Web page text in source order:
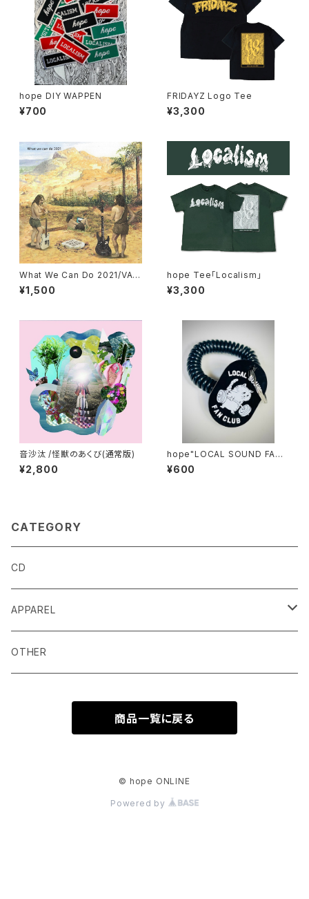
hope DIY WAPPEN
¥700
FRIDAYZ Logo Tee
¥3,300
What We Can Do 2021/VA
(CD)
¥1,500
hope Tee「Localism」
¥3,300
音沙汰 /怪獣のあくび(通常版)
¥2,800
hope"LOCAL SOUND FANC
LUB"サウナキーホルダー
¥600
CATEGORY
CD
APPAREL
T-SHIRT
LONG SLEEVE
OTHER
商品一覧に戻る
© hope ONLINE
Powered by